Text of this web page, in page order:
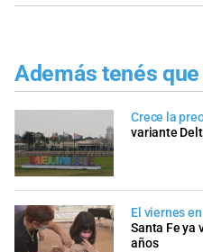
Además tenés
Crece la
variante
El viernes
Santa Fe ya
años